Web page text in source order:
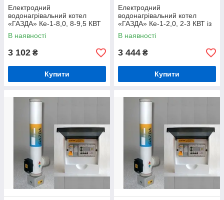
Електродний
водонагрівальний котел
«ГАЗДА» Ке-1-8,0, 8-9,5 КВТ
із комплектом автоматики
В наявності
3 102 ₴
Купити
Електродний
водонагрівальний котел
«ГАЗДА» Ке-1-2,0, 2-3 КВТ із
комплектом автоматики Люкс
В наявності
3 444 ₴
Купити